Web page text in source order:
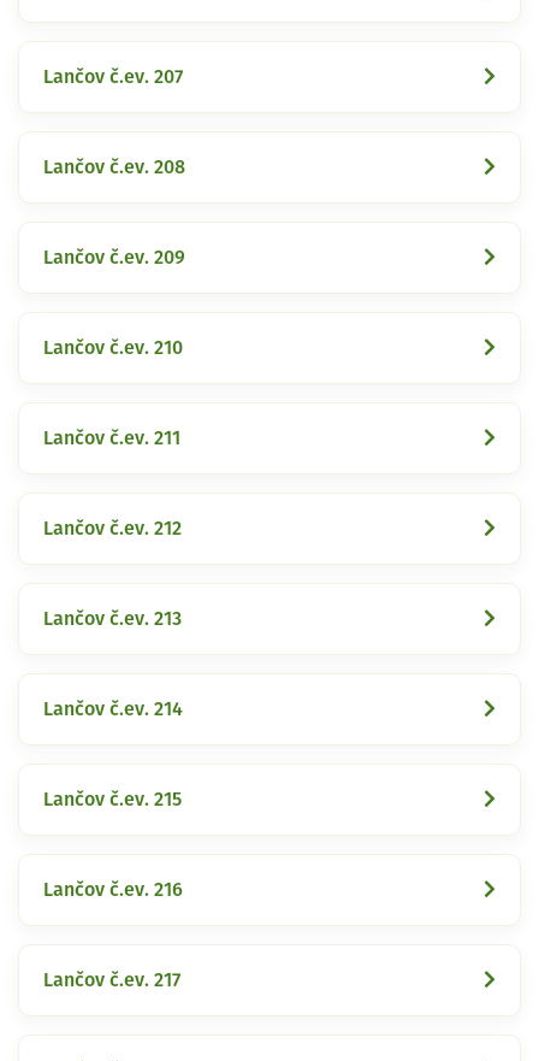
Lančov č.ev. 207
Lančov č.ev. 208
Lančov č.ev. 209
Lančov č.ev. 210
Lančov č.ev. 211
Lančov č.ev. 212
Lančov č.ev. 213
Lančov č.ev. 214
Lančov č.ev. 215
Lančov č.ev. 216
Lančov č.ev. 217